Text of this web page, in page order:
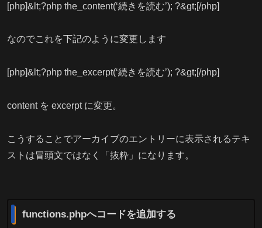
[php]&lt;?php the_content(‘続きを読む’); ?&gt;[/php]
なのでこれを下記のように変更します
[php]&lt;?php the_excerpt(‘続きを読む’); ?&gt;[/php]
content を excerpt に変更。
こうすることでアーカイブのエントリーに表示されるテキ
ストは冒頭文ではなく「抜粋」になります。
functions.phpへコードを追加する